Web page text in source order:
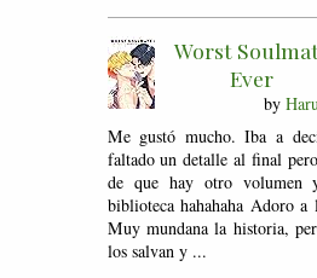
Worst
Ever
by
Me gustó mucho. Iba a
faltado un detalle al final
de que hay otro
biblioteca hahahaha Adoro a
Muy mundana la historia,
los salvan y ...